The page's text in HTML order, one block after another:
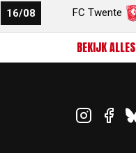
16/08 FC Twente
BEKIJK ALLES